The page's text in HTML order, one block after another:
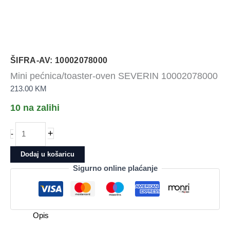
ŠIFRA-AV: 10002078000
Mini pećnica/toaster-oven SEVERIN 10002078000
213.00 KM
10 na zalihi
-
pećnica/toaster-
oven
SEVERIN
+
Dodaj u košaricu
Sigurno online plaćanje
Opis